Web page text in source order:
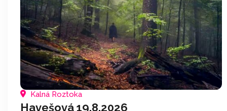
Kalná Roztoka
Havešová 19.8.2026